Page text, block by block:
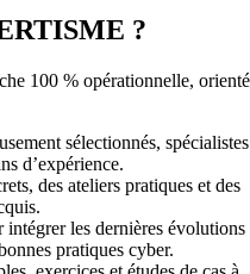
?
100 % opérationnelle,
sélectionnés, spécialistes
d’expérience.
des ateliers pratiques et des
les dernières évolutions
pratiques cyber.